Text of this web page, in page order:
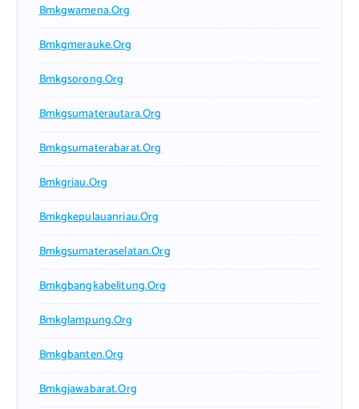
Bmkgwamena.org
Bmkgmerauke.org
Bmkgsorong.org
Bmkgsumaterautara.org
Bmkgsumaterabarat.org
Bmkgriau.org
Bmkgkepulauanriau.org
Bmkgsumateraselatan.org
Bmkgbangkabelitung.org
Bmkglampung.org
Bmkgbanten.org
Bmkgjawabarat.org